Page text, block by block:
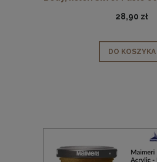
28,90 zł
DO KOSZYKA